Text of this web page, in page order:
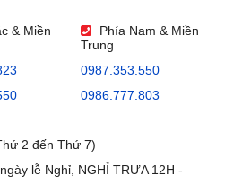
& Miền
Phía Nam & Miền
Trung
0987.353.550
0986.777.803
2 đến Thứ 7)
lễ Nghỉ, NGHỈ TRƯA 12H -